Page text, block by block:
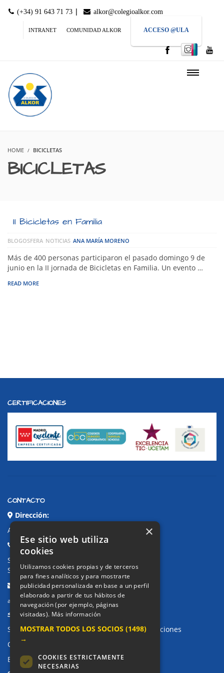
(+34) 91 643 71 73 | alkor@colegioalkor.com
INTRANET COMUNIDAD ALKOR ACCESO @ULA
HOME BICICLETAS
BICICLETAS
II Bicicletas en Familia
BLOGOSFERA NOTICIAS ANA MARÍA MORENO
Más de 400 personas participaron el pasado domingo 9 de
junio en la II jornada de Bicicletas en Familia. Un evento …
READ MORE
CERTIFICACIONES
CONTACTO
Dirección:
Avda. de Pablo Iglesias, 4. Alcorcón
Teléfonos:
Secretaría Ppal:
Secretaría Infantil:91 643 61 33
Email:
alkor@colegioalkor.com
SUGERENCIAS Y CANAL DE DENUNCIAS
Sugerencias, Quejas, Reclamaciones y Felicitaciones
Canal de denuncias
Buzón denuncia drogas CM
×
Ese sitio web utiliza
cookies
Utilizamos cookies propias y de terceros
para fines analíticos y para mostrarte
publicidad personalizada en base a un perfil
elaborado a partir de tus hábitos de
navegación (por ejemplo, páginas
visitadas). Más información
MOSTRAR TODOS LOS SOCIOS (1498)
→
COOKIES ESTRICTAMENTE
NECESARIAS